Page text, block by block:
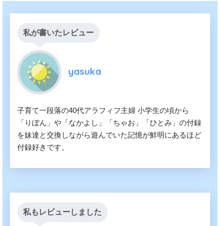
私が書いたレビュー
yasuka
子育て一段落の40代アラフィフ主婦 小学生の頃から
「りぼん」や「なかよし」「ちゃお」「ひとみ」の付録
を妹達と交換しながら遊んでいた記憶が鮮明にあるほど
付録好きです。
私もレビューしました